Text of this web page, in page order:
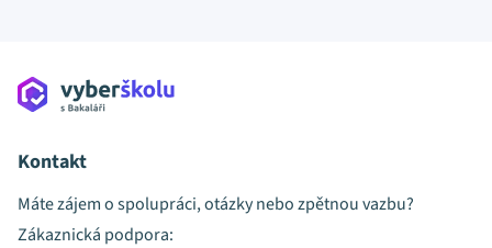
Kontakt
Máte zájem o spolupráci, otázky nebo zpětnou vazbu?
Zákaznická podpora: